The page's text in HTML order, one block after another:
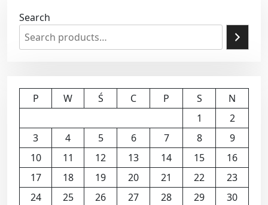
Search
P W Ś C P S
N
1
2
3
4 5 6 7 8
9
10
11 12 13 14 15
16
17
18 19 20 21 22
23
24
25 26 27 28 29
30